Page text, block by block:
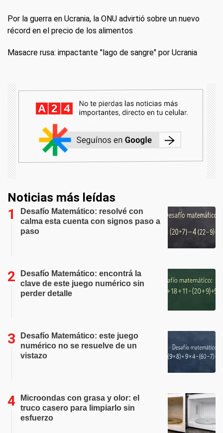
Por la guerra en Ucrania, la ONU advirtió sobre un nuevo
récord en el precio de los alimentos
Masacre rusa: impactante "lago de sangre" por Ucrania
Noticias más leídas
Desafío Matemático: resolvé con
calma esta cuenta con signos paso a
paso
Desafío Matemático: encontrá la
clave de este juego numérico sin
perder detalle
Desafío Matemático: este juego
numérico no se resuelve de un
vistazo
Microondas con grasa y olor: el
truco casero para limpiarlo sin
esfuerzo